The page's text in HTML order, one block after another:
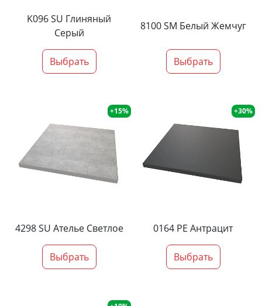
K096 SU Глиняный
Серый
Выбрать
8100 SM Белый Жемчуг
Выбрать
+15%
4298 SU Ателье Светлое
Выбрать
+30%
0164 PE Антрацит
Выбрать